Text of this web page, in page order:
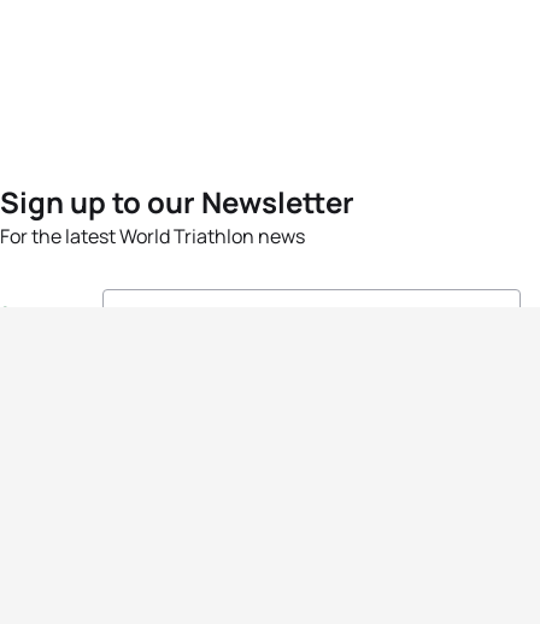
Sign up to our Newsletter
For the latest World Triathlon news
Success msg